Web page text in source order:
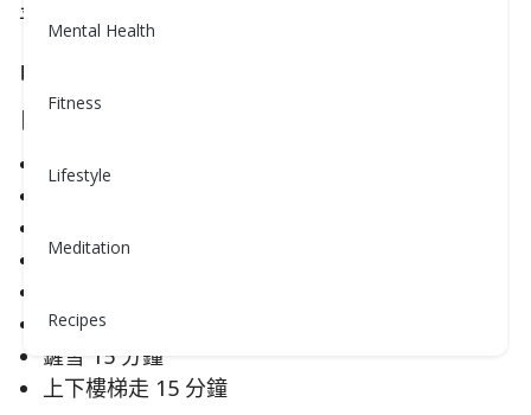
Mental Health
Fitness
Lifestyle
Meditation
Recipes
平的體育活動。
中等強度身體活動範例
日常家務：
洗車和打蠟 45–60 分鐘
擦窗戶或拖地 45–60 分鐘
自行推輪椅 30–40 分鐘
掃落葉 30 分鐘
鏟雪 15 分鐘
上下樓梯走 15 分鐘